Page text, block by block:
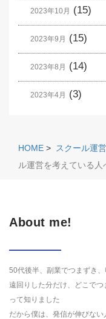
2023年10月 (15)
2023年9月 (15)
2023年8月 (14)
2023年4月 (3)
HOME > スクール運営
ル運営を考えている人
About me!
50代後半、副業でつまずき
遠回りした分だけ、どこで
って知りました
だから僕は、発信が伸びな